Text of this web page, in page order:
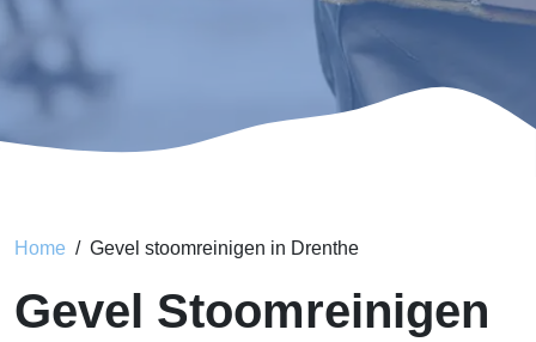
Home Gevel stoomreinigen in Drenthe
Gevel Stoomreinigen